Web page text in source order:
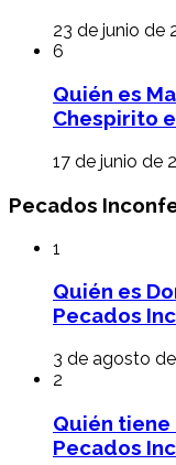
23 de junio de
6
Quién es
Chespirito
17 de junio de
Pecados
1
Quién es
Pecados
3 de agosto
2
Quién
Pecados